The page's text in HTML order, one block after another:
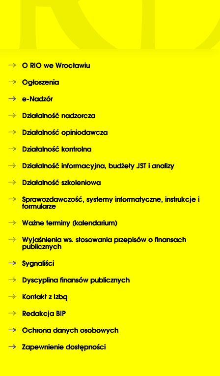
O RIO we Wrocławiu
Ogłoszenia
e-Nadzór
Działalność nadzorcza
Działalność opiniodawcza
Działalność kontrolna
Działalność informacyjna, budżety JST i analizy
Działalność szkoleniowa
Sprawozdawczość, systemy informatyczne, instrukcje i
formularze
Ważne terminy (kalendarium)
Wyjaśnienia ws. stosowania przepisów o finansach
publicznych
Sygnaliści
Dyscyplina finansów publicznych
Kontakt z Izbą
Redakcja BIP
Ochrona danych osobowych
Zapewnienie dostępności